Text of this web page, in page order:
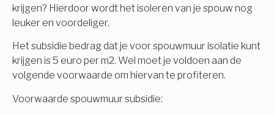
krijgen? Hierdoor wordt het isoleren van je spouw nog
leuker en voordeliger.
Het subsidie bedrag dat je voor spouwmuur isolatie kunt
krijgen is 5 euro per m2. Wel moet je voldoen aan de
volgende voorwaarde om hiervan te profiteren.
Voorwaarde spouwmuur subsidie:
Vloerisolatie
Dakisolatie
Gevelisolatie
berekening per mail.
Voornaam